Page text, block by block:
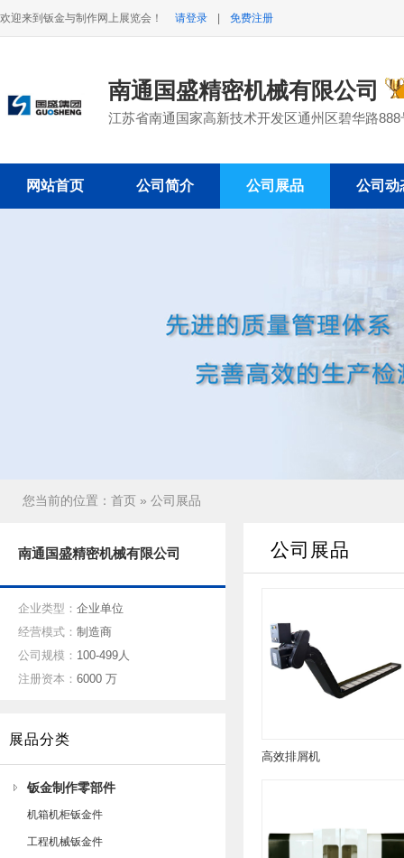
欢迎来到钣金与制作网上展览会！ 请登录 免费注册
南通国盛精密机械有限公司
江苏省南通国家高新技术开发区通州区碧华路888
网站首页 公司简介 公司展品 公司动
您当前的位置： 首页 » 公司展品
南通国盛精密机械有限公司
企业类型： 企业单位
经营模式： 制造商
公司规模： 100-499人
注册资本： 6000 万
展品分类
钣金制作零部件
机箱机柜钣金件
工程机械钣金件
公司展品
高效排屑机